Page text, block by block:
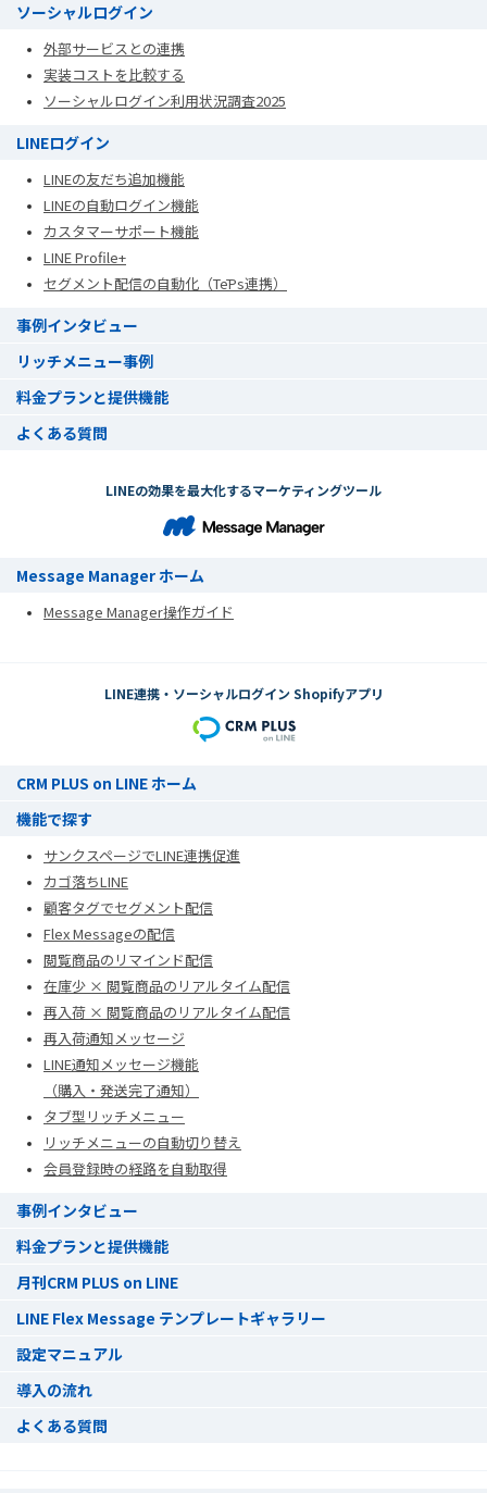
ソーシャルログイン
外部サービスとの連携
実装コストを比較する
ソーシャルログイン利用状況調査2025
LINEログイン
LINEの友だち追加機能
LINEの自動ログイン機能
カスタマーサポート機能
LINE Profile+
セグメント配信の自動化（TēPs連携）
事例インタビュー
リッチメニュー事例
料金プランと提供機能
よくある質問
LINEの効果を最大化するマーケティングツール
Message Manager ホーム
Message Manager操作ガイド
LINE連携・ソーシャルログイン Shopifyアプリ
CRM PLUS on LINE ホーム
機能で探す
サンクスページでLINE連携促進
カゴ落ちLINE
顧客タグでセグメント配信
Flex Messageの配信
閲覧商品のリマインド配信
在庫少 × 閲覧商品のリアルタイム配信
再入荷 × 閲覧商品のリアルタイム配信
再入荷通知メッセージ
LINE通知メッセージ機能
（購入・発送完了通知）
タブ型リッチメニュー
リッチメニューの自動切り替え
会員登録時の経路を自動取得
事例インタビュー
料金プランと提供機能
月刊CRM PLUS on LINE
LINE Flex Message テンプレートギャラリー
設定マニュアル
導入の流れ
よくある質問